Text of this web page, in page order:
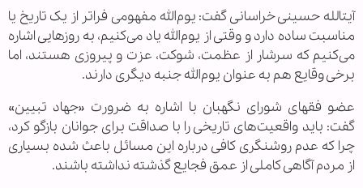
آیتالله حسینی خراسانی گفت: یوم‌الله مفهومی فراتر از یک تاریخ یا
مناسبت ساده دارد و وقتی از یوم‌الله یاد می‌کنیم، به روزهایی اشاره
می‌کنیم که سرشار از عظمت، شوکت، عزت و پیروزی هستند، اما
برخی وقایع هم به عنوان یوم‌الله جنبه دیگری دارند.
عضو فقهای شورای نگهبان با اشاره به ضرورت «جهاد تبیین»
گفت: باید واقعیت‌های تاریخی را با صداقت برای جوانان بازگو کرد،
چرا که عدم روشنگری کافی درباره این مسائل باعث شده بسیاری
از مردم آگاهی کاملی از عمق فجایع گذشته نداشته باشند.